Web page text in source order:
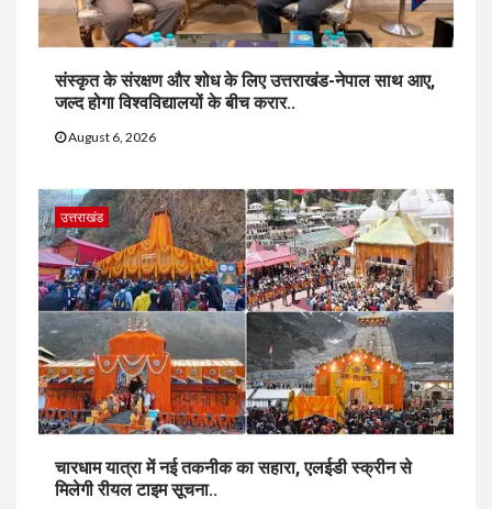
संस्कृत के संरक्षण और शोध के लिए उत्तराखंड-नेपाल साथ आए,
जल्द होगा विश्वविद्यालयों के बीच करार..
August 6, 2026
उत्तराखंड
चारधाम यात्रा में नई तकनीक का सहारा, एलईडी स्क्रीन से
मिलेगी रीयल टाइम सूचना..